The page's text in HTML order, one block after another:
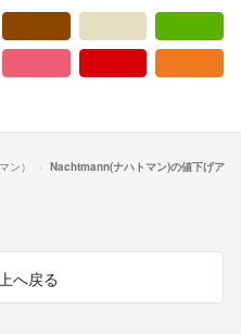
ルチカラー
ン）
Nachtmann(ナハトマン)の値下げア
へ戻る